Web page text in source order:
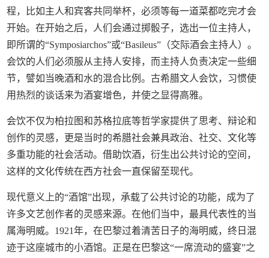
程，比如主人和宾客共同举杯，必须等每一道菜都吃完才会
开始。在开始之后，人们会通过掷骰子，选出一位主持人，
即所谓的“Symposiarchos”或“Basileus”（交际酒会主持人）。
会饮的人们必须服从主持人安排，而主持人负责决定一些细
节，譬如当晚酒和水的混合比例。古希腊文人会饮，习惯使
用热烈的谈话来为酒宴增色，并使之显得高雅。
会饮不仅为柏拉图和苏格拉底等哲学家提供了思考、辩论和
创作的灵感，更是当时的希腊社会兼具政治、社交、文化等
多重功能的社会活动。借助饮酒，衍生出公共讨论的空间，
这样的文化传统在西方社会一直保留至现代。
现代意义上的“酒馆”出现，承载了公共讨论的功能，成为了
许多文艺创作者的灵感来源。在他们当中，最具代表性的当
属海明威。1921年，在巴黎过着清苦日子的海明威，终日混
迹于这座城市的小酒馆。正是在巴黎这“一席流动的盛宴”之